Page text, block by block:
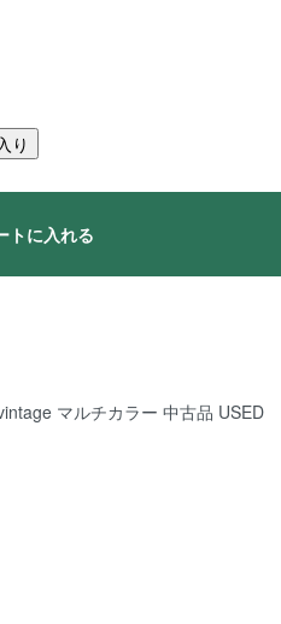
トに入れる
マルチカラー 中古品 USED